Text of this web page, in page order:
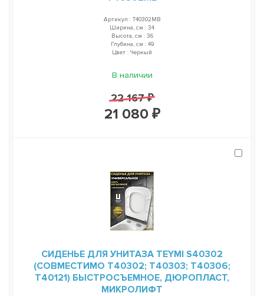
Артикул : T40302MB
Ширина, см : 34
Высота, см : 36
Глубина, см : 49
Цвет : Черный
В наличии
22 167 ₽
21 080 ₽
СИДЕНЬЕ ДЛЯ УНИТАЗА TEYMI S40302
(СОВМЕСТИМО T40302; T40303; T40306;
T40121) БЫСТРОСЪЕМНОЕ, ДЮРОПЛАСТ,
МИКРОЛИФТ